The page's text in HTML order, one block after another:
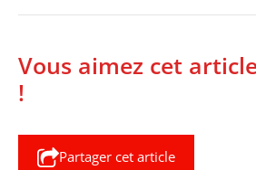
Vous aimez cet
!
Partager cet article